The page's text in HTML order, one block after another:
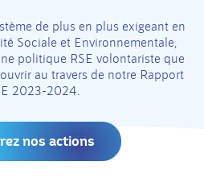
de plus en plus exigeant en
Sociale et Environnementale,
politique RSE volontariste que
au travers de notre Rapport
2023-2024.
nos actions